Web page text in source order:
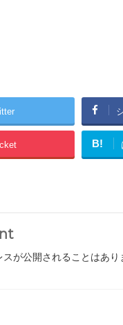
B!
スが公開されることはあり